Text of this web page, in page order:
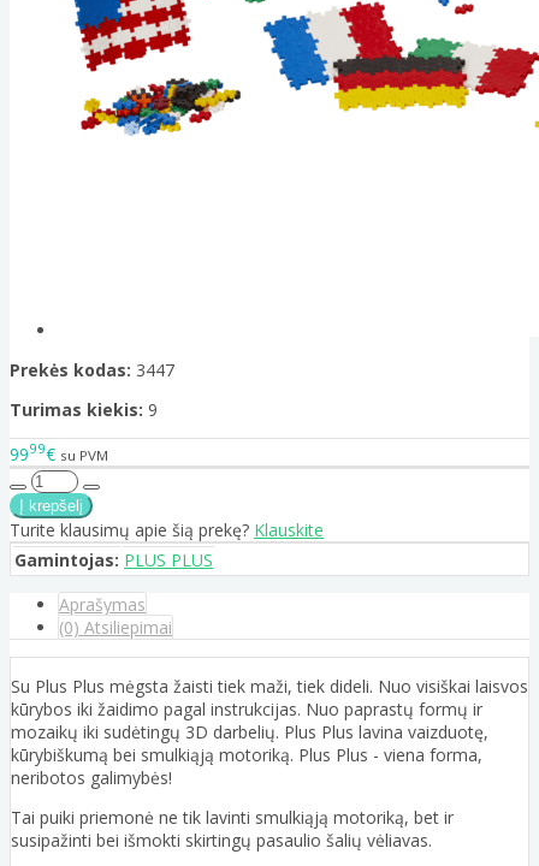
Prekės kodas: 3447
Turimas kiekis: 9
9999€ su PVM
Turite klausimų apie šią prekę? Klauskite
Gamintojas: PLUS PLUS
Aprašymas
(0) Atsiliepimai
Su Plus Plus mėgsta žaisti tiek maži, tiek dideli. Nuo visiškai laisvos
kūrybos iki žaidimo pagal instrukcijas. Nuo paprastų formų ir
mozaikų iki sudėtingų 3D darbelių. Plus Plus lavina vaizduotę,
kūrybiškumą bei smulkiąją motoriką. Plus Plus - viena forma,
neribotos galimybės!
Tai puiki priemonė ne tik lavinti smulkiąją motoriką, bet ir
susipažinti bei išmokti skirtingų pasaulio šalių vėliavas.